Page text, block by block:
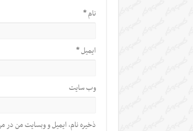
نام*
ایمیل*
وب‌ سایت
ذخیره نام، ایمیل و وبسایت من در